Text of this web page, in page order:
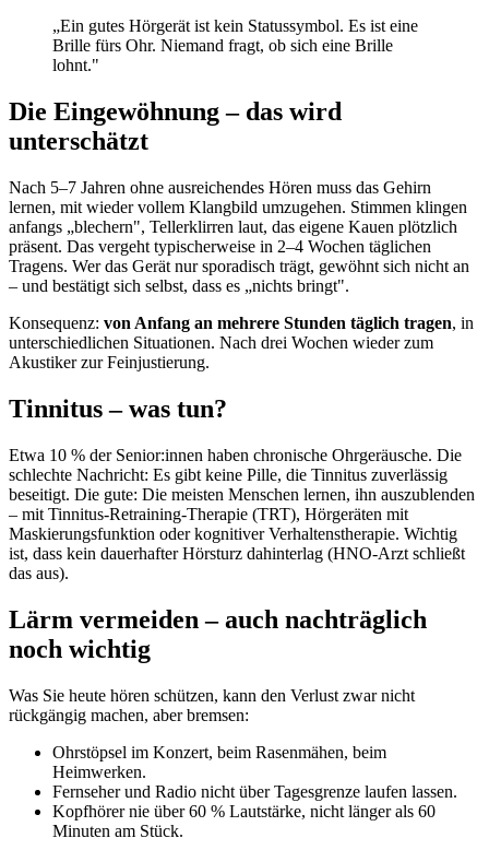
„Ein gutes Hörgerät ist kein Statussymbol. Es ist eine
Brille fürs Ohr. Niemand fragt, ob sich eine Brille
lohnt."
Die Eingewöhnung – das wird
unterschätzt
Nach 5–7 Jahren ohne ausreichendes Hören muss das Gehirn
lernen, mit wieder vollem Klangbild umzugehen. Stimmen klingen
anfangs „blechern", Tellerklirren laut, das eigene Kauen plötzlich
präsent. Das vergeht typischerweise in 2–4 Wochen täglichen
Tragens. Wer das Gerät nur sporadisch trägt, gewöhnt sich nicht an
– und bestätigt sich selbst, dass es „nichts bringt".
Konsequenz: von Anfang an mehrere Stunden täglich tragen, in
unterschiedlichen Situationen. Nach drei Wochen wieder zum
Akustiker zur Feinjustierung.
Tinnitus – was tun?
Etwa 10 % der Senior:innen haben chronische Ohrgeräusche. Die
schlechte Nachricht: Es gibt keine Pille, die Tinnitus zuverlässig
beseitigt. Die gute: Die meisten Menschen lernen, ihn auszublenden
– mit Tinnitus-Retraining-Therapie (TRT), Hörgeräten mit
Maskierungsfunktion oder kognitiver Verhaltenstherapie. Wichtig
ist, dass kein dauerhafter Hörsturz dahinterlag (HNO-Arzt schließt
das aus).
Lärm vermeiden – auch nachträglich
noch wichtig
Was Sie heute hören schützen, kann den Verlust zwar nicht
rückgängig machen, aber bremsen:
Ohrstöpsel im Konzert, beim Rasenmähen, beim
Heimwerken.
Fernseher und Radio nicht über Tagesgrenze laufen lassen.
Kopfhörer nie über 60 % Lautstärke, nicht länger als 60
Minuten am Stück.